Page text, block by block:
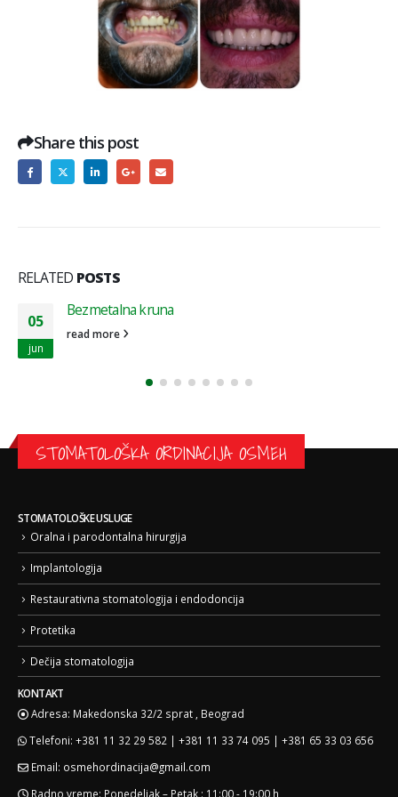
Share this post
RELATED POSTS
05
jun
Bezmetalna kruna
read more
STOMATOLOŠKA ORDINACIJA OSMEH
STOMATOLOŠKE USLUGE
Oralna i parodontalna hirurgija
Implantologija
Restaurativna stomatologija i endodoncija
Protetika
Dečija stomatologija
KONTAKT
Adresa: Makedonska 32/2 sprat , Beograd
Telefoni: +381 11 32 29 582 | +381 11 33 74 095 | +381 65 33 03 656
Email: osmehordinacija@gmail.com
Radno vreme: Ponedeljak – Petak : 11:00 - 19:00 h